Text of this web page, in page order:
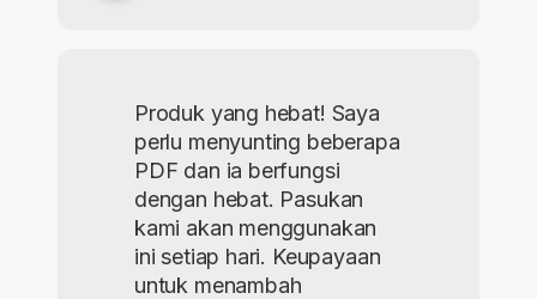
Produk yang hebat! Saya
perlu menyunting beberapa
PDF dan ia berfungsi
dengan hebat. Pasukan
kami akan menggunakan
ini setiap hari. Keupayaan
untuk menambah